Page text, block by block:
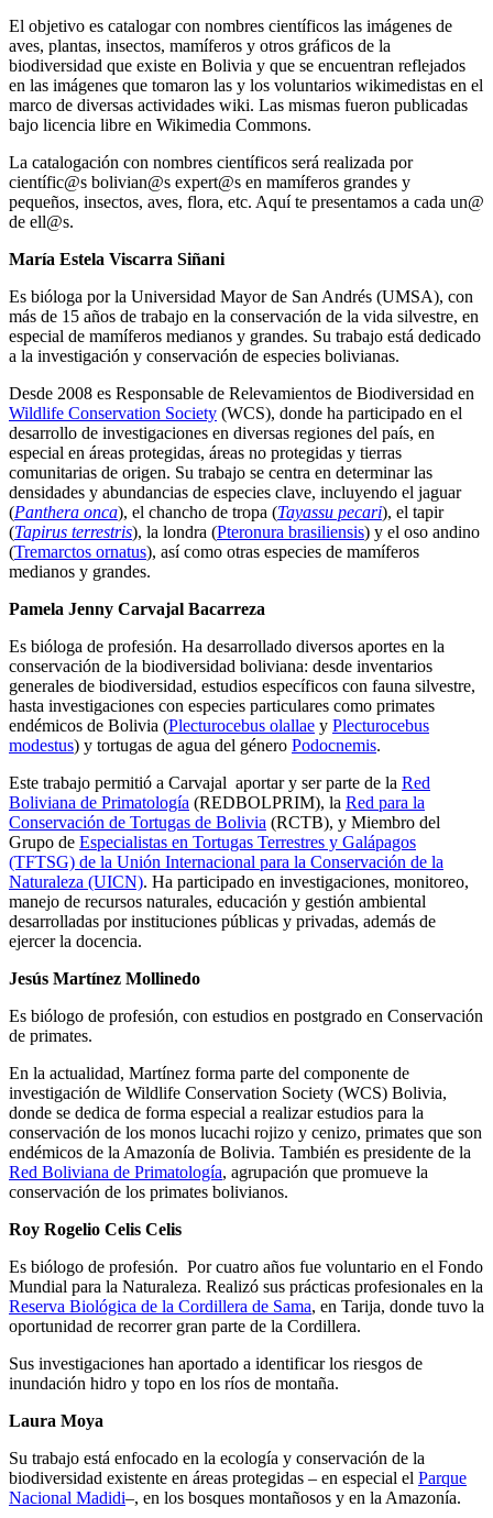
El objetivo es catalogar con nombres científicos las imágenes de
aves, plantas, insectos, mamíferos y otros gráficos de la
biodiversidad que existe en Bolivia y que se encuentran reflejados
en las imágenes que tomaron las y los voluntarios wikimedistas en el
marco de diversas actividades wiki. Las mismas fueron publicadas
bajo licencia libre en Wikimedia Commons.
La catalogación con nombres científicos será realizada por
científic@s bolivian@s expert@s en mamíferos grandes y
pequeños, insectos, aves, flora, etc. Aquí te presentamos a cada un@
de ell@s.
María Estela Viscarra Siñani
Es bióloga por la Universidad Mayor de San Andrés (UMSA), con
más de 15 años de trabajo en la conservación de la vida silvestre, en
especial de mamíferos medianos y grandes. Su trabajo está dedicado
a la investigación y conservación de especies bolivianas.
Desde 2008 es Responsable de Relevamientos de Biodiversidad en
Wildlife Conservation Society (WCS), donde ha participado en el
desarrollo de investigaciones en diversas regiones del país, en
especial en áreas protegidas, áreas no protegidas y tierras
comunitarias de origen. Su trabajo se centra en determinar las
densidades y abundancias de especies clave, incluyendo el jaguar
(Panthera onca), el chancho de tropa (Tayassu pecari), el tapir
(Tapirus terrestris), la londra (Pteronura brasiliensis) y el oso andino
(Tremarctos ornatus), así como otras especies de mamíferos
medianos y grandes.
Pamela Jenny Carvajal Bacarreza
Es bióloga de profesión. Ha desarrollado diversos aportes en la
conservación de la biodiversidad boliviana: desde inventarios
generales de biodiversidad, estudios específicos con fauna silvestre,
hasta investigaciones con especies particulares como primates
endémicos de Bolivia (Plecturocebus olallae y Plecturocebus
modestus) y tortugas de agua del género Podocnemis.
Este trabajo permitió a Carvajal aportar y ser parte de la Red
Boliviana de Primatología (REDBOLPRIM), la Red para la
Conservación de Tortugas de Bolivia (RCTB), y Miembro del
Grupo de Especialistas en Tortugas Terrestres y Galápagos
(TFTSG) de la Unión Internacional para la Conservación de la
Naturaleza (UICN). Ha participado en investigaciones, monitoreo,
manejo de recursos naturales, educación y gestión ambiental
desarrolladas por instituciones públicas y privadas, además de
ejercer la docencia.
Jesús Martínez Mollinedo
Es biólogo de profesión, con estudios en postgrado en Conservación
de primates.
En la actualidad, Martínez forma parte del componente de
investigación de Wildlife Conservation Society (WCS) Bolivia,
donde se dedica de forma especial a realizar estudios para la
conservación de los monos lucachi rojizo y cenizo, primates que son
endémicos de la Amazonía de Bolivia. También es presidente de la
Red Boliviana de Primatología, agrupación que promueve la
conservación de los primates bolivianos.
Roy Rogelio Celis Celis
Es biólogo de profesión. Por cuatro años fue voluntario en el Fondo
Mundial para la Naturaleza. Realizó sus prácticas profesionales en la
Reserva Biológica de la Cordillera de Sama, en Tarija, donde tuvo la
oportunidad de recorrer gran parte de la Cordillera.
Sus investigaciones han aportado a identificar los riesgos de
inundación hidro y topo en los ríos de montaña.
Laura Moya
Su trabajo está enfocado en la ecología y conservación de la
biodiversidad existente en áreas protegidas – en especial el Parque
Nacional Madidi–, en los bosques montañosos y en la Amazonía.